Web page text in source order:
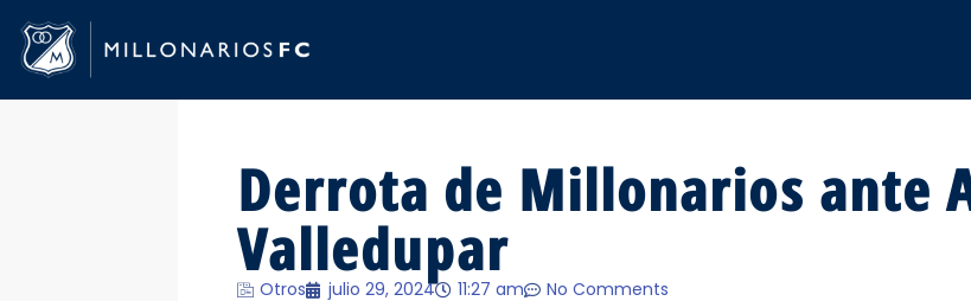
Derrota de Millonarios ante
Valledupar
Otros julio 29, 2024 11:27 am No Comments